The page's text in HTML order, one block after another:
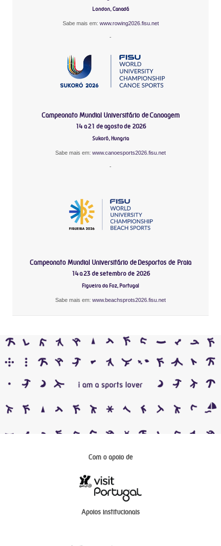
London, Canadá
Sabe mais em: www.rowing2026.fisu.net
-
Campeonato Mundial Universitário de Canoagem
14 a 21 de agosto de 2026
Sukoró, Hungria
Sabe mais em: www.canoesports2026.fisu.net
-
Campeonato Mundial Universitário de Desportos de Praia
14 a 23 de setembro de 2026
Figueira da Foz, Portugal
Sabe mais em: www.beachsprots2026.fisu.net
Com o apoio de
Apoios institucionais